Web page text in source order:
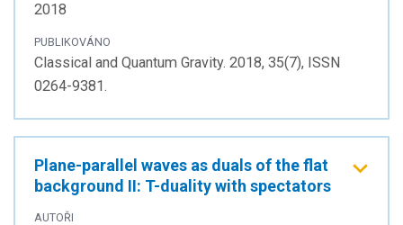
2018
PUBLIKOVÁNO
Classical and Quantum Gravity. 2018, 35(7), ISSN
0264-9381.
Plane-parallel waves as duals of the flat
background II: T-duality with spectators
AUTOŘI